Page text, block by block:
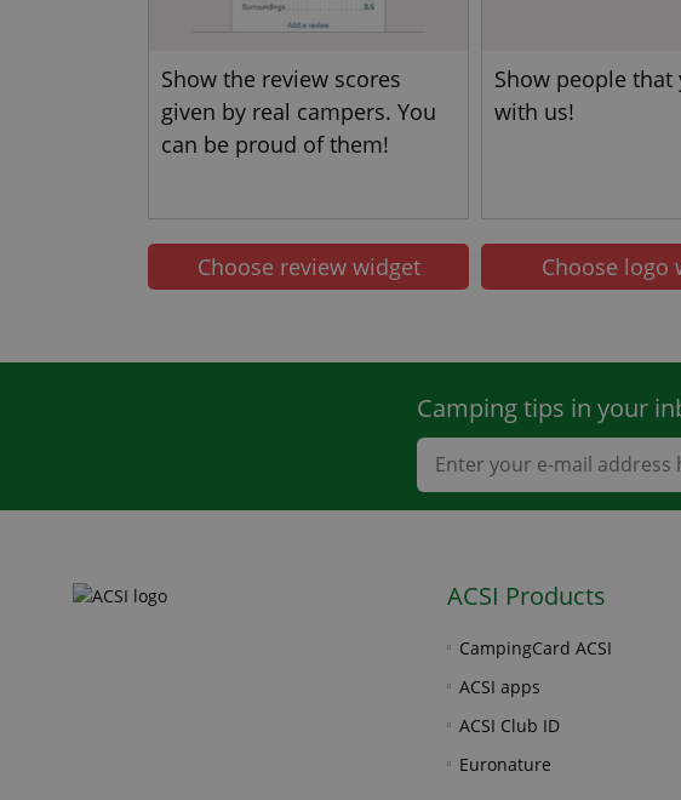
Show the review scores
given by real campers. You
can be proud of them!
Choose review widget
Show people that
with us!
Choose logo
Camping tips in your
ACSI Products
CampingCard ACSI
ACSI apps
ACSI Club ID
Euronature